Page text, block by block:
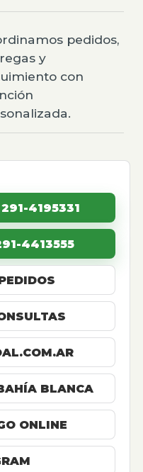
pedidos,
y
con
4195331
4413555
BLANCA
ONLINE